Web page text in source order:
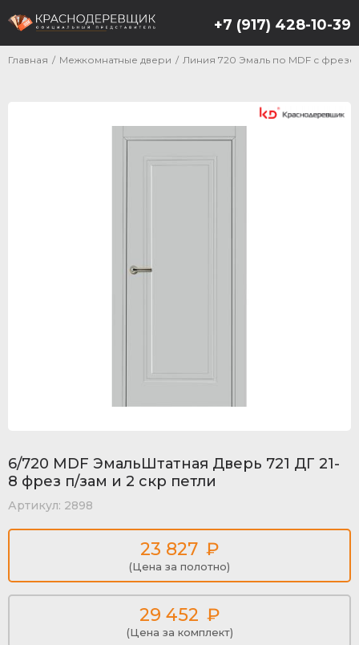
+7 (917) 428-10-39
Главная / Межкомнатные двери / Линия 720 Эмаль по MDF с
6/720 MDF ЭмальШтатная Дверь 721 ДГ 21-
8 фрез п/зам и 2 скр петли
Артикул: 2898
23 827 ₽
(Цена за полотно)
29 452 ₽
(Цена за комплект)